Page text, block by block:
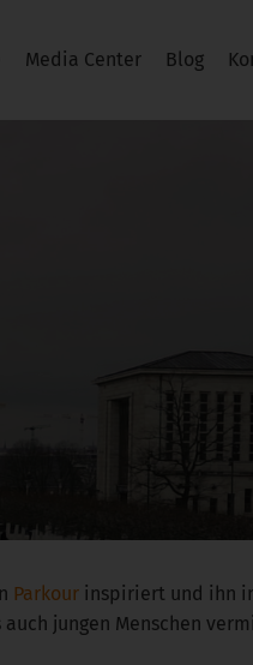
Media Center Blog
Parkour inspiriert und ihn
jungen Menschen